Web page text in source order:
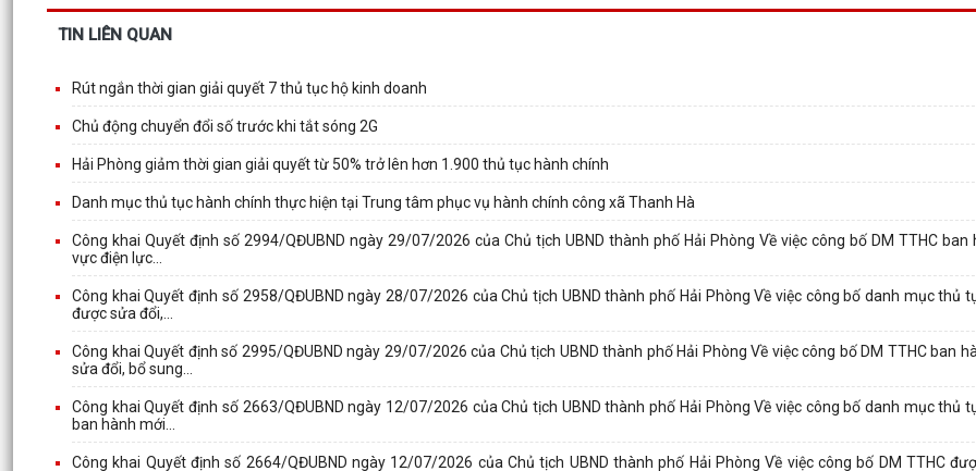
TIN LIÊN QUAN
Rút ngắn thời gian giải quyết 7 thủ tục hộ kinh doanh
Chủ động chuyển đổi số trước khi tắt sóng 2G
Hải Phòng giảm thời gian giải quyết từ 50% trở lên hơn 1.900 thủ tục hành chính
Danh mục thủ tục hành chính thực hiện tại Trung tâm phục vụ hành chính công xã Thanh Hà
Công khai Quyết định số 2994/QĐUBND ngày 29/07/2026 của Chủ tịch UBND thành phố Hải Phòng Về việc công bố DM TTHC ban
vực điện lực...
Công khai Quyết định số 2958/QĐUBND ngày 28/07/2026 của Chủ tịch UBND thành phố Hải Phòng Về việc công bố danh mục thủ
được sửa đổi,...
Công khai Quyết định số 2995/QĐUBND ngày 29/07/2026 của Chủ tịch UBND thành phố Hải Phòng Về việc công bố DM TTHC ban
sửa đổi, bổ sung...
Công khai Quyết định số 2663/QĐUBND ngày 12/07/2026 của Chủ tịch UBND thành phố Hải Phòng Về việc công bố danh mục thủ
ban hành mới...
Công khai Quyết định số 2664/QĐUBND ngày 12/07/2026 của Chủ tịch UBND thành phố Hải Phòng Về việc công bố DM TTHC